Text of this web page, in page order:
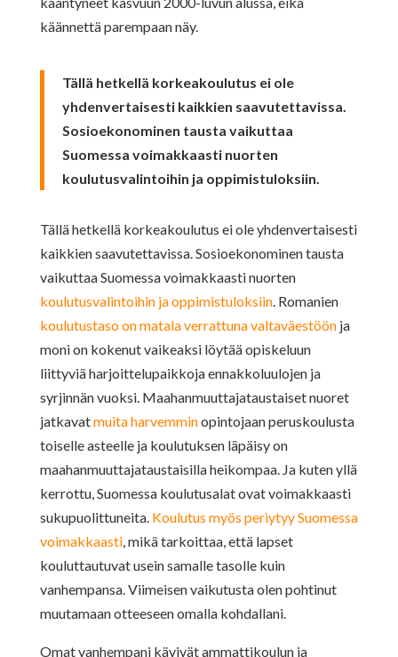
käännettä parempaan näy.
Tällä hetkellä korkeakoulutus ei ole
yhdenvertaisesti kaikkien saavutettavissa.
Sosioekonominen tausta vaikuttaa
Suomessa voimakkaasti nuorten
koulutusvalintoihin ja oppimistuloksiin.
Tällä hetkellä korkeakoulutus ei ole yhdenvertaisesti
kaikkien saavutettavissa. Sosioekonominen tausta
vaikuttaa Suomessa voimakkaasti nuorten
koulutusvalintoihin ja oppimistuloksiin. Romanien
koulutustaso on matala verrattuna valtaväestöönja
moni on kokenut vaikeaksi löytää opiskeluun
liittyviä harjoittelupaikkoja ennakkoluulojen ja
syrjinnän vuoksi. Maahanmuuttajataustaiset nuoret
jatkavatmuita harvemminopintojaan peruskoulusta
toiselle asteelle ja koulutuksen läpäisy on
maahanmuuttajataustaisilla heikompaa. Ja kuten yllä
kerrottu, Suomessa koulutusalat ovat voimakkaasti
sukupuolittuneita. Koulutus myös periytyy Suomessa
voimakkaasti, mikä tarkoittaa, että lapset
kouluttautuvat usein samalle tasolle kuin
vanhempansa. Viimeisen vaikutusta olen pohtinut
muutamaan otteeseen omalla kohdallani.
Omat vanhempani kävivät ammattikoulun ja